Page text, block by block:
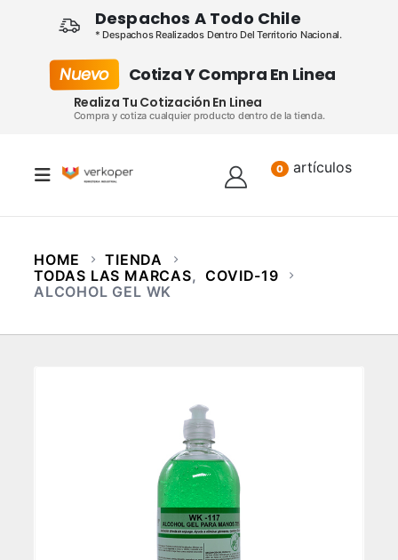
Despachos A Todo Chile
* Despachos Realizados Dentro Del Territorio Nacional.
Nuevo Cotiza Y Compra En Linea
Realiza Tu Cotización En Linea
Compra y cotiza cualquier producto dentro de la tienda.
0 artículos
HOME
TIENDA
TODAS LAS MARCAS, COVID-19
ALCOHOL GEL WK